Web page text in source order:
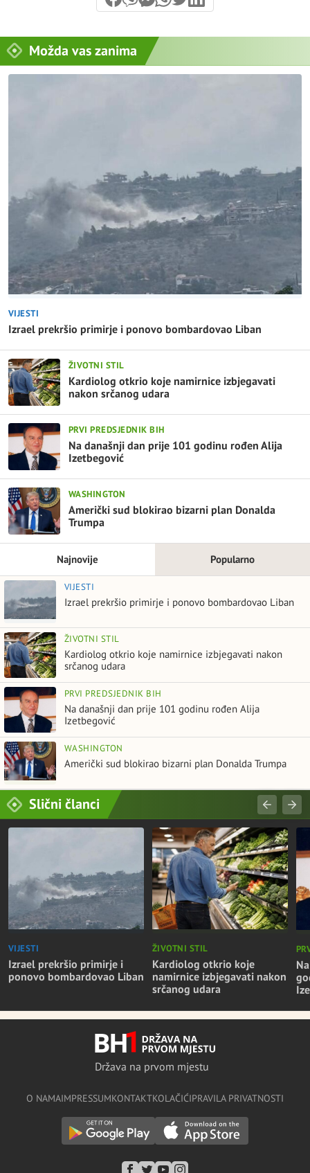
Možda vas zanima
VIJESTI
Izrael prekršio primirje i ponovo bombardovao Liban
ŽIVOTNI STIL
Kardiolog otkrio koje namirnice izbjegavati
nakon srčanog udara
PRVI PREDSJEDNIK BIH
Na današnji dan prije 101 godinu rođen Alija
Izetbegović
WASHINGTON
Američki sud blokirao bizarni plan Donalda
Trumpa
Najnovije Popularno
VIJESTI
Izrael prekršio primirje i ponovo bombardovao Liban
ŽIVOTNI STIL
Kardiolog otkrio koje namirnice izbjegavati nakon
srčanog udara
PRVI PREDSJEDNIK BIH
Na današnji dan prije 101 godinu rođen Alija
Izetbegović
WASHINGTON
Američki sud blokirao bizarni plan Donalda Trumpa
Slični članci
VIJESTI
Izrael prekršio primirje i
ponovo bombardovao Liban
ŽIVOTNI STIL
Kardiolog otkrio koje
namirnice izbjegavati nakon
srčanog udara
Država na prvom mjestu
O NAMAIMPRESSUMKONTAKTKOLAČIĆIPRAVILA PRIVATNOSTI